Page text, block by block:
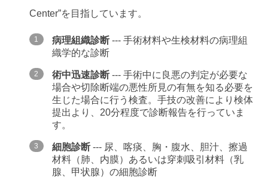
Center”を目指しています。
病理組織診断 --- 手術材料や生検材料の病理組
織学的な診断
術中迅速診断 --- 手術中に良悪の判定が必要な
場合や切除断端の悪性所見の有無を知る必要を
生じた場合に行う検査。手技の改善により検体
提出より、20分程度で診断報告を行っていま
す。
細胞診断 --- 尿、喀痰、胸・腹水、胆汁、擦過
材料（肺、内膜）あるいは穿刺吸引材料（乳
腺、甲状腺）の細胞診断